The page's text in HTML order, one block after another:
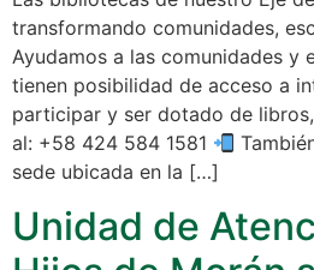
transformando comunidades,
Ayudamos a las comunidades y
tienen posibilidad de acceso a
participar y ser dotado de
al: +58 424 584 1581
sede ubicada en la […]
Unidad de